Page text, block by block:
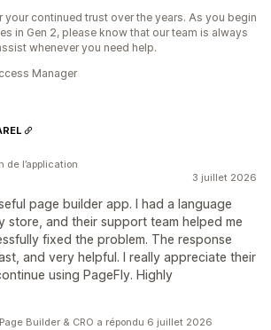
your continued trust over the years. As you begin
in Gen 2, please know that our team is always
whenever you need help.
Manager
3 juillet 2026
page builder app. I had a language
store, and their support team helped me
fixed the problem. The response
and very helpful. I really appreciate their
using PageFly. Highly
de l’application
Builder & CRO a répondu 6 juillet 2026